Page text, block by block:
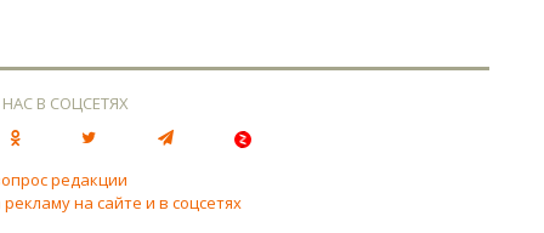
В СОЦСЕТЯХ
редакции
на сайте и в соцсетях